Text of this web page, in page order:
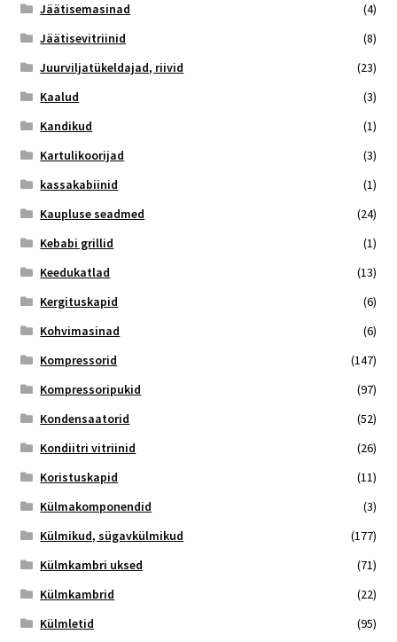
Jäätisemasinad
(4)
Jäätisevitriinid
(8)
Juurviljatükeldajad, riivid
(23)
Kaalud
(3)
Kandikud
(1)
Kartulikoorijad
(3)
kassakabiinid
(1)
Kaupluse seadmed
(24)
Kebabi grillid
(1)
Keedukatlad
(13)
Kergituskapid
(6)
Kohvimasinad
(6)
Kompressorid
(147)
Kompressoripukid
(97)
Kondensaatorid
(52)
Kondiitri vitriinid
(26)
Koristuskapid
(11)
Külmakomponendid
(3)
Külmikud, sügavkülmikud
(177)
Külmkambri uksed
(71)
Külmkambrid
(22)
Külmletid
(95)